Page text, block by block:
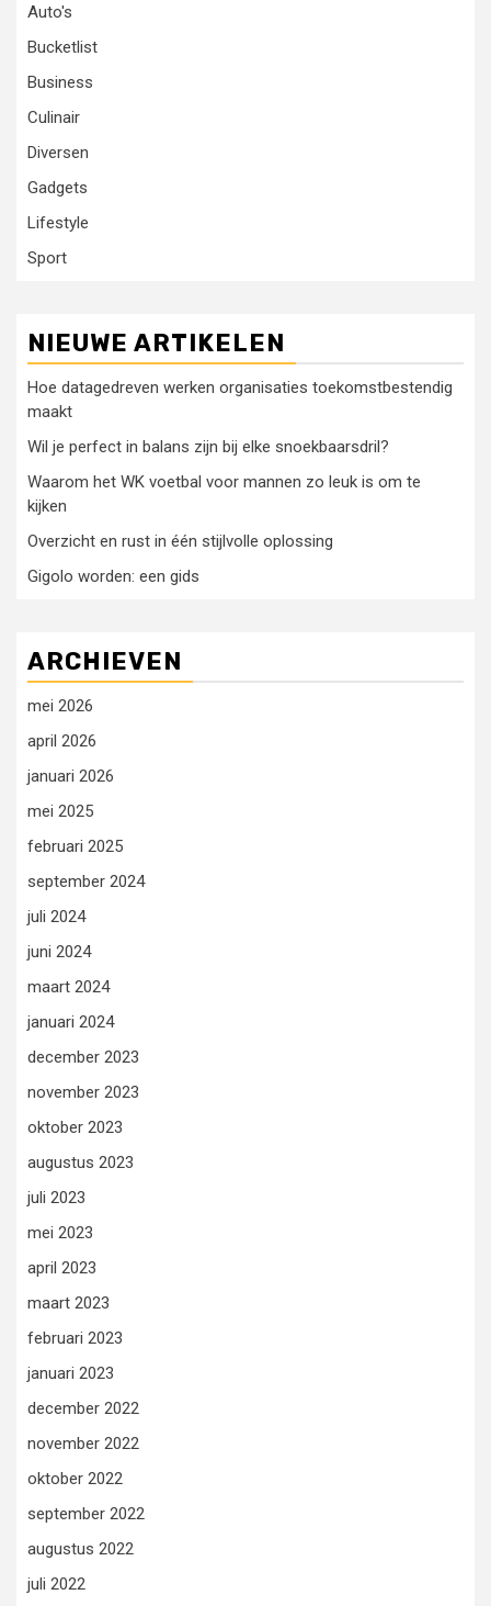
Auto's
Bucketlist
Business
Culinair
Diversen
Gadgets
Lifestyle
Sport
NIEUWE ARTIKELEN
Hoe datagedreven werken organisaties toekomstbestendig
maakt
Wil je perfect in balans zijn bij elke snoekbaarsdril?
Waarom het WK voetbal voor mannen zo leuk is om te
kijken
Overzicht en rust in één stijlvolle oplossing
Gigolo worden: een gids
ARCHIEVEN
mei 2026
april 2026
januari 2026
mei 2025
februari 2025
september 2024
juli 2024
juni 2024
maart 2024
januari 2024
december 2023
november 2023
oktober 2023
augustus 2023
juli 2023
mei 2023
april 2023
maart 2023
februari 2023
januari 2023
december 2022
november 2022
oktober 2022
september 2022
augustus 2022
juli 2022